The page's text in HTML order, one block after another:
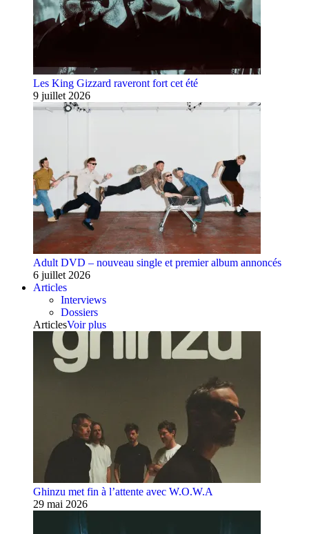
Les King Gizzard raveront fort cet été
9 juillet 2026
Adult DVD – nouveau single et premier album annoncés
6 juillet 2026
Articles
Interviews
Dossiers
ArticlesVoir plus
Ghinzu met fin à l’attente avec W.O.W.A
29 mai 2026